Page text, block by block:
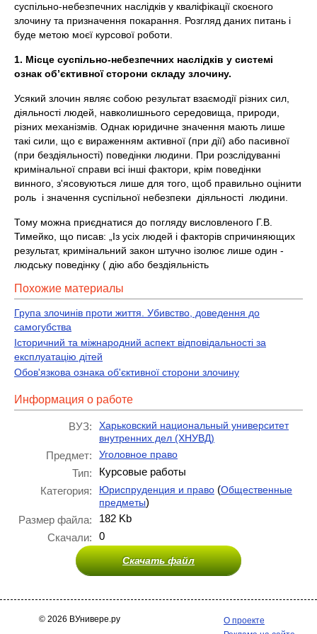
суспільно-небезпечних наслідків у кваліфікації скоєного
злочину та призначення покарання. Розгляд даних питань і
буде метою моєї курсової роботи.
1. Місце суспільно-небезпечних наслідків у системі
ознак об’єктивної сторони складу злочину.
Усякий злочин являє собою результат взаємодії різних сил,
діяльності людей, навколишнього середовища, природи,
різних механізмів. Однак юридичне значення мають лише
такі сили, що є вираженням активної (при дії) або пасивної
(при бездіяльності) поведінки людини. При розслідуванні
кримінальної справи всі інші фактори, крім поведінки
винного, з'ясовуються лише для того, щоб правильно оцінити
роль і значення суспільної небезпеки діяльності людини.
Тому можна приєднатися до погляду висловленого Г.В.
Тимейко, що писав: „Із усіх людей і факторів спричиняющих
результат, кримінальний закон штучно ізолює лише один -
людську поведінку ( дію або бездіяльність
Похожие материалы
Група злочинів проти життя. Убивство, доведення до
самогубства
Історичний та міжнародний аспект відповідальності за
експлуатацію дітей
Обов'язкова ознака об'єктивної сторони злочину
Информация о работе
ВУЗ:
Харьковский национальный университет
внутренних дел (ХНУВД)
Предмет: Уголовное право
Тип:
Курсовые работы
Категория:
Юриспруденция и право (Общественные
предметы)
Размер файла:
182 Kb
Скачали:
0
Скачать файл
© 2026 ВУнивере.ру
О проекте